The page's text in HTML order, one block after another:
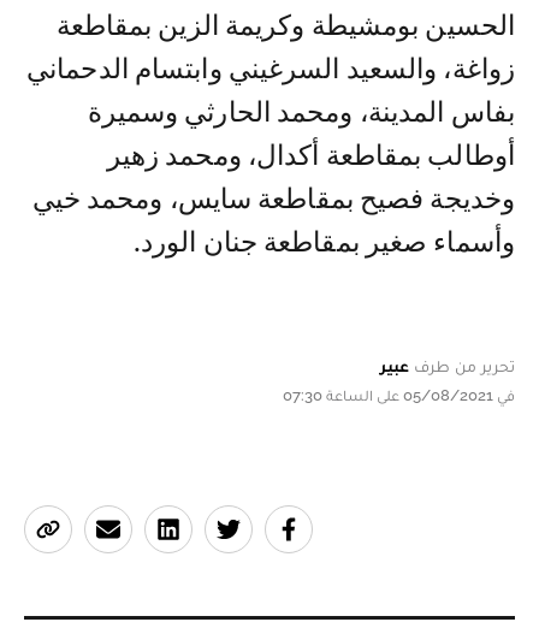
الحسين بومشيطة وكريمة الزين بمقاطعة
زواغة، والسعيد السرغيني وابتسام الدحماني
بفاس المدينة، ومحمد الحارثي وسميرة
أوطالب بمقاطعة أكدال، ومحمد زهير
وخديجة فصيح بمقاطعة سايس، ومحمد خيي
وأسماء صغير بمقاطعة جنان الورد.
تحرير من طرف عبير
في 05/08/2021 على الساعة 07:30